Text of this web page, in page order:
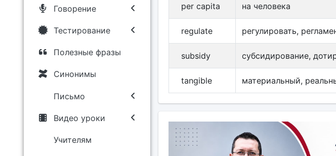
Говорение
Тестирование
Полезные фразы
Синонимы
Письмо
Видео уроки
Учителям
per capita на человека
regulate регулировать,
subsidy субсидирование,
tangible материальный,